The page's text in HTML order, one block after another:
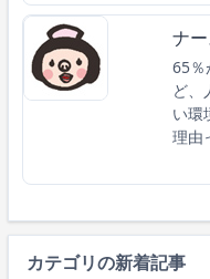
ナ
65％
ど、
い環
理由
カテゴリの新着記事